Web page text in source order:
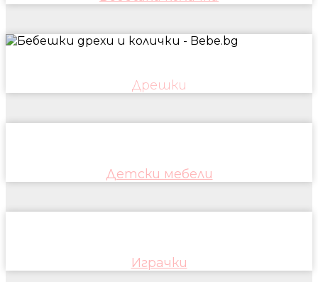
Дрешки
Детски мебели
Играчки